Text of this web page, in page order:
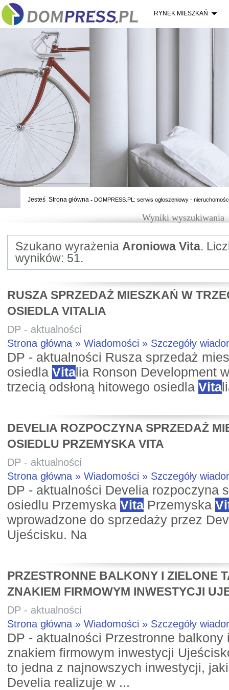
RYNEK MIESZKAŃ
Jesteś Strona główna - DOMPRESS.PL: serwis ogłoszeniowy -
Wyniki wyszukiwania
Szukano wyrażenia Aroniowa Vita.
wyników: 51.
RUSZA SPRZEDAŻ MIESZKAŃ W
OSIEDLA VITALIA
DP - aktualności
Strona główna » Wiadomości » Szczegóły
DP - aktualności Rusza sprzedaż
osiedla Vitalia Ronson Development
trzecią odsłoną hitowego osiedla Vita
DEVELIA ROZPOCZYNA SPRZEDAŻ
OSIEDLU PRZEMYSKA VITA
DP - aktualności
Strona główna » Wiadomości » Szczegóły
DP - aktualności Develia rozpoczyna
osiedlu Przemyska Vita Przemyska
wprowadzone do sprzedaży przez
Ujeścisku. Na
PRZESTRONNE BALKONY I ZIELONE
ZNAKIEM FIRMOWYM INWESTYCJI
DP - aktualności
Strona główna » Wiadomości » Szczegóły
DP - aktualności Przestronne balkony
znakiem firmowym inwestycji
to jedna z najnowszych inwestycji,
Develia realizuje w ...